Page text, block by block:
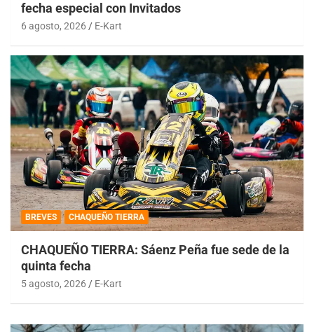
fecha especial con Invitados
6 agosto, 2026 E-Kart
BREVES CHAQUEÑO TIERRA
CHAQUEÑO TIERRA: Sáenz Peña fue sede de la
quinta fecha
5 agosto, 2026 E-Kart